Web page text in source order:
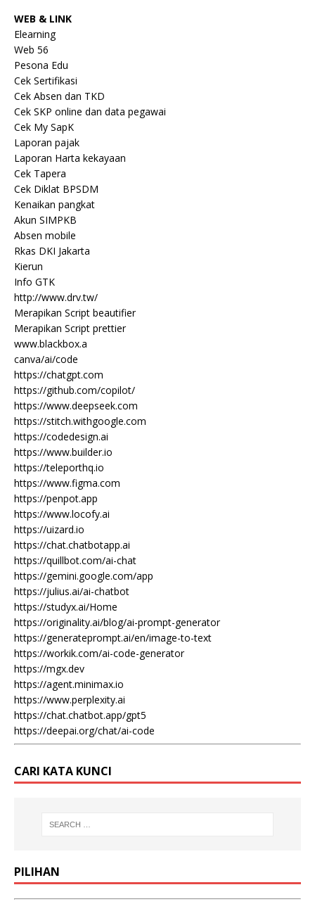
WEB & LINK
Elearning
Web 56
Pesona Edu
Cek Sertifikasi
Cek Absen dan TKD
Cek SKP online dan data pegawai
Cek My SapK
Laporan pajak
Laporan Harta kekayaan
Cek Tapera
Cek Diklat BPSDM
Kenaikan pangkat
Akun SIMPKB
Absen mobile
Rkas DKI Jakarta
Kierun
Info GTK
http://www.drv.tw/
Merapikan Script beautifier
Merapikan Script prettier
www.blackbox.a
canva/ai/code
https://chatgpt.com
https://github.com/copilot/
https://www.deepseek.com
https://stitch.withgoogle.com
https://codedesign.ai
https://www.builder.io
https://teleporthq.io
https://www.figma.com
https://penpot.app
https://www.locofy.ai
https://uizard.io
https://chat.chatbotapp.ai
https://quillbot.com/ai-chat
https://gemini.google.com/app
https://julius.ai/ai-chatbot
https://studyx.ai/Home
https://originality.ai/blog/ai-prompt-generator
https://generateprompt.ai/en/image-to-text
https://workik.com/ai-code-generator
https://mgx.dev
https://agent.minimax.io
https://www.perplexity.ai
https://chat.chatbot.app/gpt5
https://deepai.org/chat/ai-code
CARI KATA KUNCI
PILIHAN